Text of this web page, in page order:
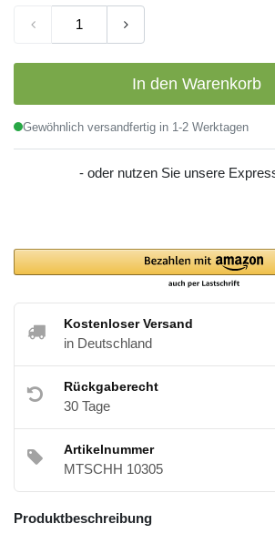
In den Warenkorb
Gewöhnlich versandfertig in 1-2 Werktagen
- oder nutzen Sie unsere
Kostenloser Versand
in Deutschland
Rückgaberecht
30 Tage
Artikelnummer
MTSCHH 10305
Produktbeschreibung